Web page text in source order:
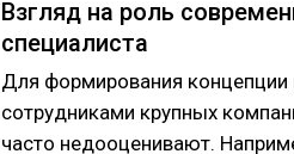
Взгляд на роль
специалиста
Для формирования концепции
сотрудниками крупных
часто недооценивают.